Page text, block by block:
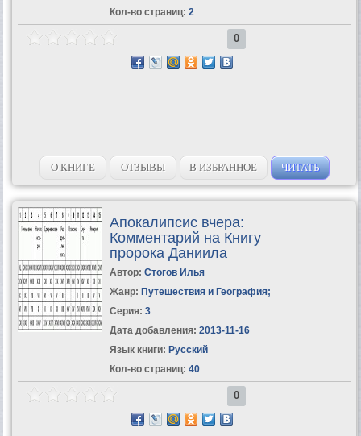
Кол-во страниц: 2
0
О КНИГЕ ОТЗЫВЫ В ИЗБРАННОЕ ЧИТАТЬ
Апокалипсис вчера:
Комментарий на Книгу
пророка Даниила
Автор: Стогов Илья
Жанр: Путешествия и География;
Серия: 3
Дата добавления: 2013-11-16
Язык книги: Русский
Кол-во страниц: 40
0